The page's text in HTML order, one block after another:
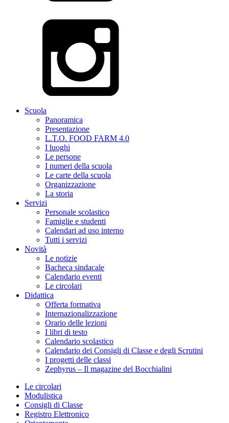
Scuola
Panoramica
Presentazione
L.T.O. FOOD FARM 4.0
I luoghi
Le persone
I numeri della scuola
Le carte della scuola
Organizzazione
La storia
Servizi
Personale scolastico
Famiglie e studenti
Calendari ad uso interno
Tutti i servizi
Novità
Le notizie
Bacheca sindacale
Calendario eventi
Le circolari
Didattica
Offerta formativa
Internazionalizzazione
Orario delle lezioni
I libri di testo
Calendario scolastico
Calendario dei Consigli di Classe e degli Scrutini
I progetti delle classi
Zephyrus – Il magazine del Bocchialini
Le circolari
Modulistica
Consigli di Classe
Registro Elettronico